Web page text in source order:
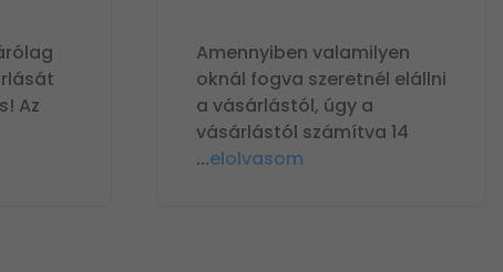
Az
Amennyiben valamilyen
oknál fogva szeretnél elállni
a vásárlástól, úgy a
vásárlástól számítva 14
...elolvasom